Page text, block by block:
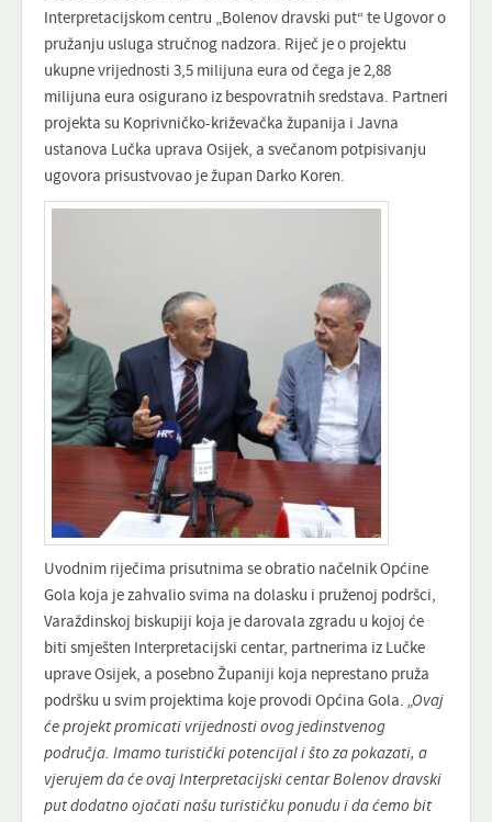
Interpretacijskom centru „Bolenov dravski put“ te Ugovor o
pružanju usluga stručnog nadzora. Riječ je o projektu
ukupne vrijednosti 3,5 milijuna eura od čega je 2,88
milijuna eura osigurano iz bespovratnih sredstava. Partneri
projekta su Koprivničko-križevačka županija i Javna
ustanova Lučka uprava Osijek, a svečanom potpisivanju
ugovora prisustvovao je župan Darko Koren.
Uvodnim riječima prisutnima se obratio načelnik Općine
Gola koja je zahvalio svima na dolasku i pruženoj podršci,
Varaždinskoj biskupiji koja je darovala zgradu u kojoj će
biti smješten Interpretacijski centar, partnerima iz Lučke
uprave Osijek, a posebno Županiji koja neprestano pruža
podršku u svim projektima koje provodi Općina Gola. „Ovaj
će projekt promicati vrijednosti ovog jedinstvenog
područja. Imamo turistički potencijal i što za pokazati, a
vjerujem da će ovaj Interpretacijski centar Bolenov dravski
put dodatno ojačati našu turističku ponudu i da ćemo bit